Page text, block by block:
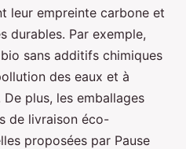
leur empreinte carbone et
durables. Par exemple,
sans additifs chimiques
des eaux et à
plus, les emballages
de livraison éco-
proposées par Pause